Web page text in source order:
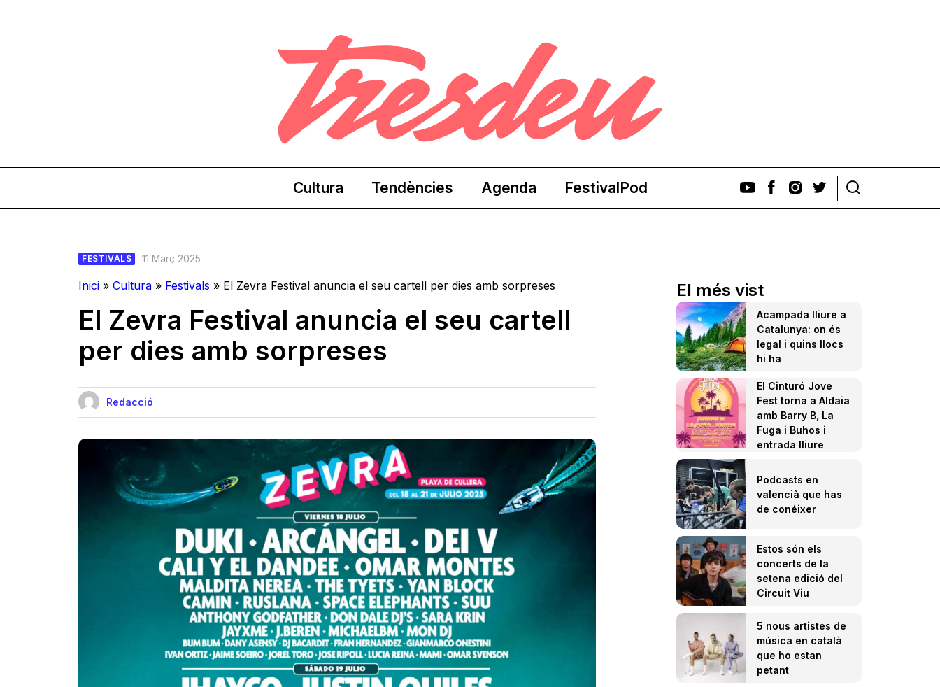
Cultura Tendències Agenda FestivalPod
FESTIVALS 11 Març 2025
Inici » Cultura » Festivals » El Zevra Festival anuncia el seu cartell per dies amb sorpreses
El Zevra Festival anuncia el seu cartell
per dies amb sorpreses
Redacció
El més vist
Acampada lliure a
Catalunya: on és
legal i quins llocs
hi ha
El Cinturó Jove
Fest torna a Aldaia
amb Barry B, La
Fuga i Buhos i
entrada lliure
Podcasts en
valencià que has
de conéixer
Estos són els
concerts de la
setena edició del
Circuit Viu
5 nous artistes de
música en català
que ho estan
petant